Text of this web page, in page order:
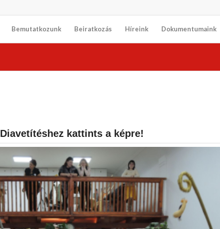
Bemutatkozunk Beiratkozás Híreink Dokumentumaink
Diavetítéshez kattints a képre!